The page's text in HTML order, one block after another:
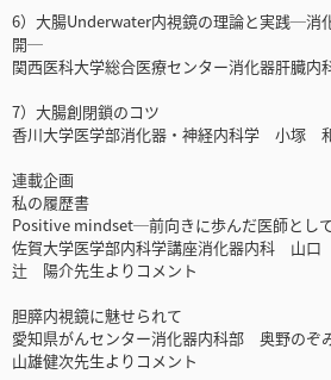
6）大腸Underwater内視鏡の理論と実践─消
開─
関西医科大学総合医療センター消化器肝
7）大腸創閉鎖のコツ
香川大学医学部消化器・神経内科学 小塚
連載企画
私の履歴書
Positive mindset─前向きに歩んだ医師とし
佐賀大学医学部内科学講座消化器内科 山
辻 陽介先生よりコメント
胆膵内視鏡に魅せられて
愛知県がんセンター消化器内科部 奥野のぞ
山雄健次先生よりコメント